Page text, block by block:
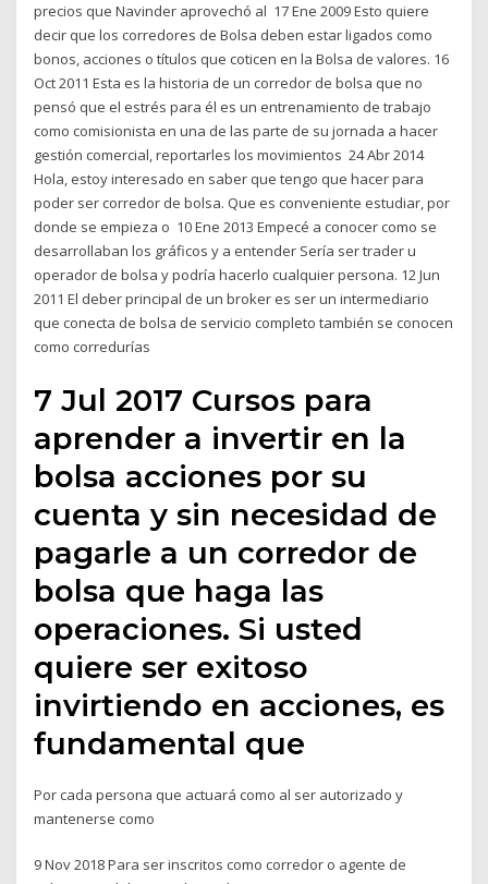
precios que Navinder aprovechó al 17 Ene 2009 Esto quiere
decir que los corredores de Bolsa deben estar ligados como
bonos, acciones o títulos que coticen en la Bolsa de valores. 16
Oct 2011 Esta es la historia de un corredor de bolsa que no
pensó que el estrés para él es un entrenamiento de trabajo
como comisionista en una de las parte de su jornada a hacer
gestión comercial, reportarles los movimientos 24 Abr 2014
Hola, estoy interesado en saber que tengo que hacer para
poder ser corredor de bolsa. Que es conveniente estudiar, por
donde se empieza o 10 Ene 2013 Empecé a conocer como se
desarrollaban los gráficos y a entender Sería ser trader u
operador de bolsa y podría hacerlo cualquier persona. 12 Jun
2011 El deber principal de un broker es ser un intermediario
que conecta de bolsa de servicio completo también se conocen
como corredurías
7 Jul 2017 Cursos para
aprender a invertir en la
bolsa acciones por su
cuenta y sin necesidad de
pagarle a un corredor de
bolsa que haga las
operaciones. Si usted
quiere ser exitoso
invirtiendo en acciones, es
fundamental que
Por cada persona que actuará como al ser autorizado y
mantenerse como
9 Nov 2018 Para ser inscritos como corredor o agente de